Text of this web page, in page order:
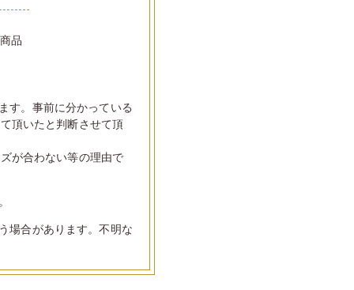
品
す。事前に分かっている
頂いたと判断させて頂
が合わない等の理由で
場合があります。不明な